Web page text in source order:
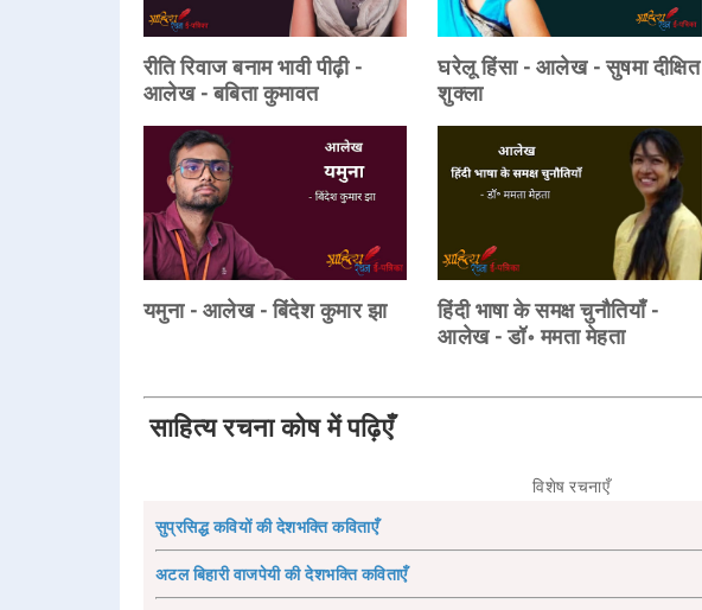
रीति रिवाज बनाम भावी पीढ़ी -
आलेख - बबिता कुमावत
घरेलू हिंसा - आलेख - सुषमा दीक्षित
शुक्ला
यमुना - आलेख - बिंदेश कुमार झा
हिंदी भाषा के समक्ष चुनौतियाँ -
आलेख - डॉ॰ ममता मेहता
साहित्य रचना कोष में पढ़िएँ
विशेष रचनाएँ
सुप्रसिद्ध कवियों की देशभक्ति कविताएँ
अटल बिहारी वाजपेयी की देशभक्ति कविताएँ